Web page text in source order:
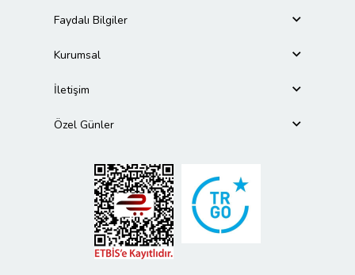
Faydalı Bilgiler
Kurumsal
İletişim
Özel Günler